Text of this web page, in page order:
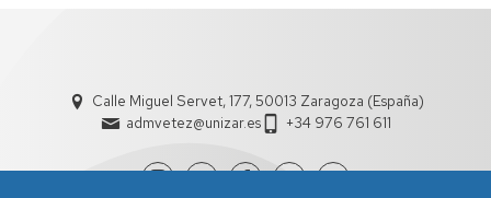
Calle Miguel Servet, 177, 50013 Zaragoza (España)
admvetez@unizar.es
+34 976 761 611